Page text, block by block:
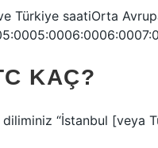
Türkiye saatiOrta
KAÇ?
diliminiz “İstanbul